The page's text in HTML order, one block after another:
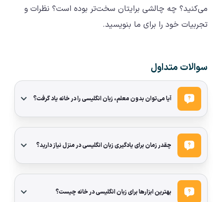
می‌کنید؟ چه چالشی برایتان سخت‌تر بوده است؟ نظرات و
تجربیات خود را برای ما بنویسید.
سوالات متداول
آیا می‌توان بدون معلم، زبان انگلیسی را در خانه یاد گرفت؟
چقدر زمان برای یادگیری زبان انگلیسی در منزل نیاز دارید؟
بهترین ابزارها برای زبان انگلیسی در خانه چیست؟